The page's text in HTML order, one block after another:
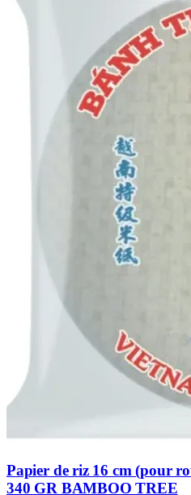
Papier de riz 16 cm (pour
340 GR BAMBOO TREE